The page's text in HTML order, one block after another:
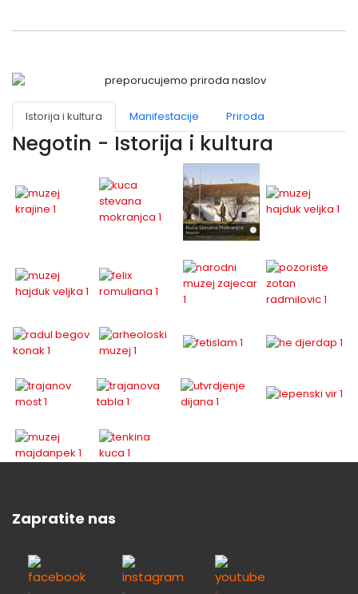
Istorija i kultura Manifestacije Priroda
Negotin - Istorija i kultura
Zapratite nas